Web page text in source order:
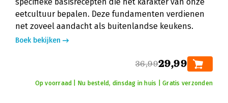
eetcultuur bepalen. Deze fundamenten verdienen
net zoveel aandacht als buitenlandse keukens.
Boek bekijken
36,9929,99
Op voorraad | Nu besteld, dinsdag in huis | Gratis verzonden